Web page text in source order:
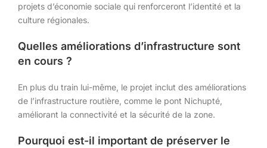
projets d’économie sociale qui renforceront l’identité et la
culture régionales.
Quelles améliorations d’infrastructure sont
en cours ?
En plus du train lui-même, le projet inclut des améliorations
de l’infrastructure routière, comme le pont Nichupté,
améliorant la connectivité et la sécurité de la zone.
Pourquoi est-il important de préserver le